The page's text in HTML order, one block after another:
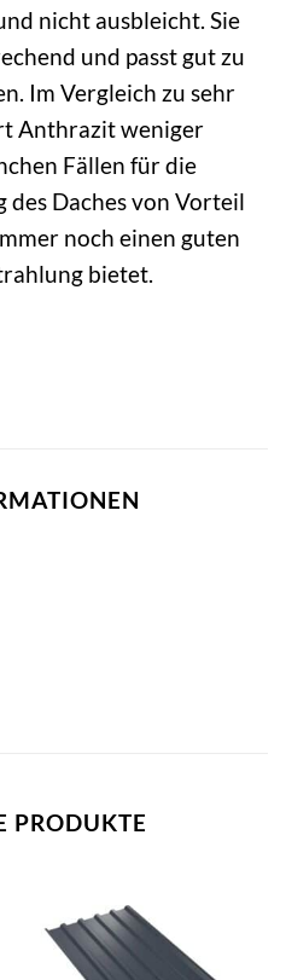
nicht ausbleicht. Sie
und passt gut zu
Im Vergleich zu sehr
Anthrazit weniger
Fällen für die
Daches von Vorteil
noch einen guten
bietet.
PRODUKTE